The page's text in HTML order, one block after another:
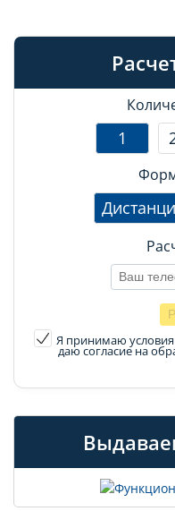
1
Я принимаю условия
даю согласие на